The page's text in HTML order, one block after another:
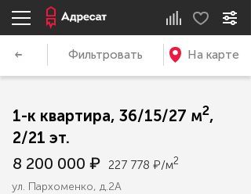
Фильтровать На карте
1-к квартира, 36/15/27 м2,
2/21 эт.
8 200 000 ₽
227 778 ₽/м2
ул. Пархоменко, д.2А